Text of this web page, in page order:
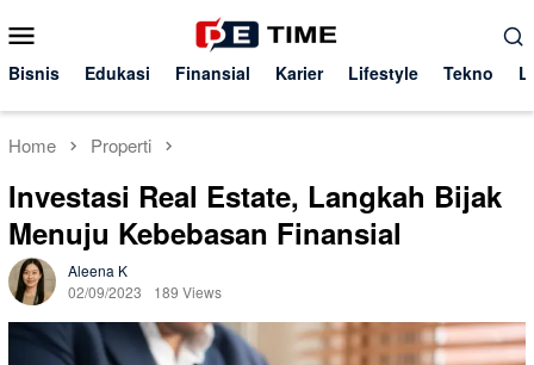
to
contentMenu
Bisnis Edukasi Finansial Karier Lifestyle Tekno
Home Properti
Investasi Real Estate, Langkah Bijak
Menuju Kebebasan Finansial
Aleena K
02/09/2023
189 Views